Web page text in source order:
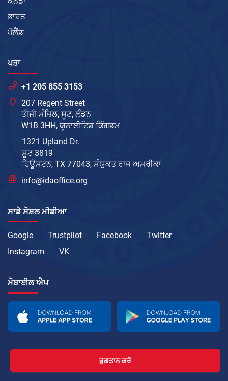
ਭਾਰਤ
ਪੋਲੈਂਡ
ਪਤਾ
+1 205 855 3153
207 Regent Street
ਤੀਜੀ ਮੰਜ਼ਿਲ, ਸੂਟ, ਲੰਡਨ
W1B 3HH, ਯੂਨਾਈਟਿਡ ਕਿੰਗਡਮ
1321 Upland Dr.
ਸੂਟ 3819
ਹਿਊਸਟਨ, TX 77043, ਸੰਯੁਕਤ ਰਾਜ ਅਮਰੀਕਾ
info@idaoffice.org
ਸਾਡੇ ਸੋਸ਼ਲ ਮੀਡੀਆ
Google Trustpilot Facebook
Twitter
Instagram
VK
ਮੋਬਾਈਲ ਐਪ
ਭੁਗਤਾਨ ਕਰੋ